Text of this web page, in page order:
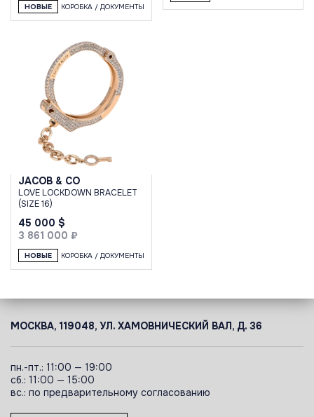
НОВЫЕ КОРОБКА / ДОКУМЕНТЫ
JACOB & CO
LOVE LOCKDOWN BRACELET
(SIZE 16)
45 000 $
3 861 000 ₽
НОВЫЕ КОРОБКА / ДОКУМЕНТЫ
МОСКВА, 119048, УЛ. ХАМОВНИЧЕСКИЙ ВАЛ, Д. 36
пн.-пт.: 11:00 — 19:00
сб.: 11:00 — 15:00
вс.: по предварительному согласованию